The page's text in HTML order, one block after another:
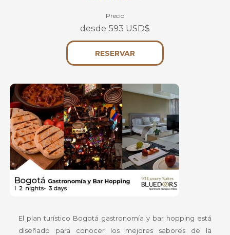
Precio
desde 593 USD$
RESERVARSE
ABRE
NUEVA
El plan turístico Bogotá gastronomía y bar hopping está
diseñado para conocer los mejores sabores de la